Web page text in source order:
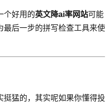
个好用的英文降ai率网站可能
最后一步的拼写检查工具来使
猛的，其实呢如果你懂得投